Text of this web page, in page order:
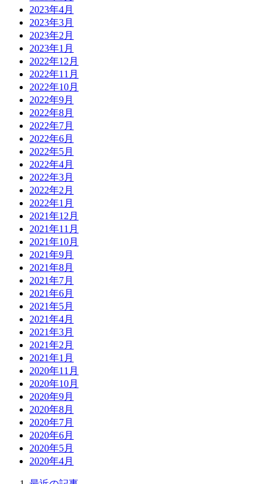
2023年4月
2023年3月
2023年2月
2023年1月
2022年12月
2022年11月
2022年10月
2022年9月
2022年8月
2022年7月
2022年6月
2022年5月
2022年4月
2022年3月
2022年2月
2022年1月
2021年12月
2021年11月
2021年10月
2021年9月
2021年8月
2021年7月
2021年6月
2021年5月
2021年4月
2021年3月
2021年2月
2021年1月
2020年11月
2020年10月
2020年9月
2020年8月
2020年7月
2020年6月
2020年5月
2020年4月